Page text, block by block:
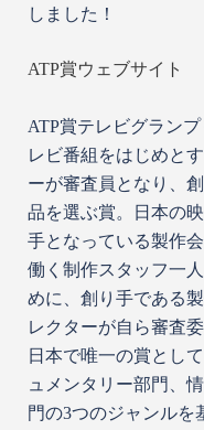
しました！
ATP賞ウェブサイト
ATP賞テレビグラン
レビ番組をはじめと
ーが審査員となり、
品を選ぶ賞。日本の
手となっている製作
働く制作スタッフ一
めに、創り手である
レクターが自ら審査
日本で唯一の賞とし
ュメンタリー部門、
門の3つのジャンルを